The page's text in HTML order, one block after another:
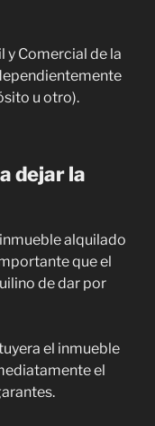
y Comercial de la
u otro).
dejar la
alquilado
que el
de dar por
el inmueble
el